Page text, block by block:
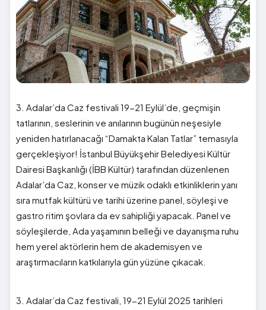
3. Adalar’da Caz festivali 19-21 Eylül’de, geçmişin
tatlarının, seslerinin ve anılarının bugünün neşesiyle
yeniden hatırlanacağı “Damakta Kalan Tatlar” temasıyla
gerçekleşiyor! İstanbul Büyükşehir Belediyesi Kültür
Dairesi Başkanlığı (İBB Kültür) tarafından düzenlenen
Adalar’da Caz, konser ve müzik odaklı etkinliklerin yanı
sıra mutfak kültürü ve tarihi üzerine panel, söyleşi ve
gastro ritim şovlara da ev sahipliği yapacak. Panel ve
söyleşilerde, Ada yaşamının belleği ve dayanışma ruhu
hem yerel aktörlerin hem de akademisyen ve
araştırmacıların katkılarıyla gün yüzüne çıkacak.
3. Adalar’da Caz festivali, 19-21 Eylül 2025 tarihleri